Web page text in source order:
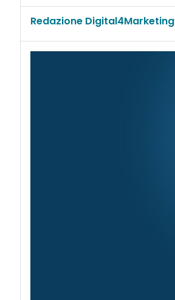
Redazione Digital4Marketing